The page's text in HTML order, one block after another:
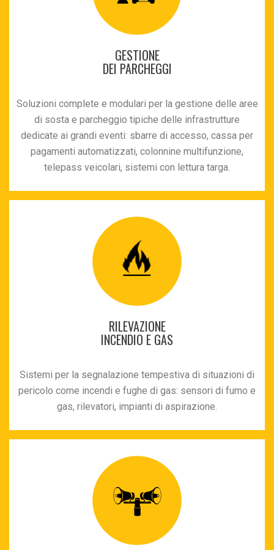
GESTIONE
DEI PARCHEGGI
Soluzioni complete e modulari per la gestione delle aree
di sosta e parcheggio tipiche delle infrastrutture
dedicate ai grandi eventi: sbarre di accesso, cassa per
pagamenti automatizzati, colonnine multifunzione,
telepass veicolari, sistemi con lettura targa.
RILEVAZIONE
INCENDIO E GAS
Sistemi per la segnalazione tempestiva di situazioni di
pericolo come incendi e fughe di gas: sensori di fumo e
gas, rilevatori, impianti di aspirazione.